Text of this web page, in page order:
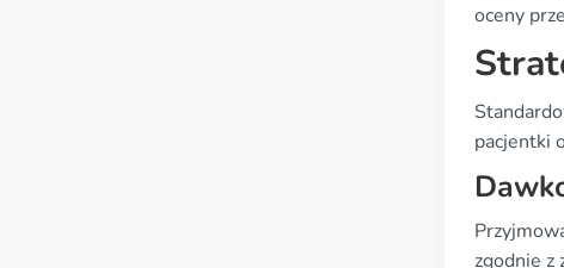
oceny
pacjentki
zgodnie z